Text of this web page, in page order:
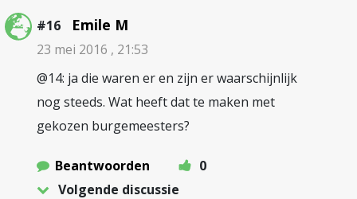
#16 Emile M
23 mei 2016 , 21:53
@14: ja die waren er en zijn er waarschijnlijk
nog steeds. Wat heeft dat te maken met
gekozen burgemeesters?
Beantwoorden
0
Volgende discussie